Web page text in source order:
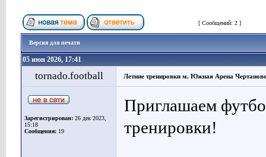
[ Сообщений: 2 ]
Версия для печати
05 июн 2026, 17:41
tornado.football Летние тренировки м. Южная Арена
Зарегистрирован: 26 дек 2023,
15:18
Сообщения: 19
Приглашаем
тренировки!